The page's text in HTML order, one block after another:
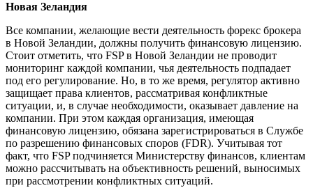
Новая Зеландия
Все компании, желающие вести деятельность форекс брокера
в Новой Зеландии, должны получить финансовую лицензию.
Стоит отметить, что FSP в Новой Зеландии не проводит
мониторинг каждой компании, чья деятельность подпадает
под его регулирование. Но, в то же время, регулятор активно
защищает права клиентов, рассматривая конфликтные
ситуации, и, в случае необходимости, оказывает давление на
компании. При этом каждая организация, имеющая
финансовую лицензию, обязана зарегистрироваться в Службе
по разрешению финансовых споров (FDR). Учитывая тот
факт, что FSP подчиняется Министерству финансов, клиентам
можно рассчитывать на объективность решений, выносимых
при рассмотрении конфликтных ситуаций.